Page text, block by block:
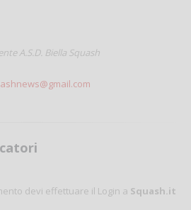
A.S.D. Biella Squash
devi effettuare il Login a Squash.it